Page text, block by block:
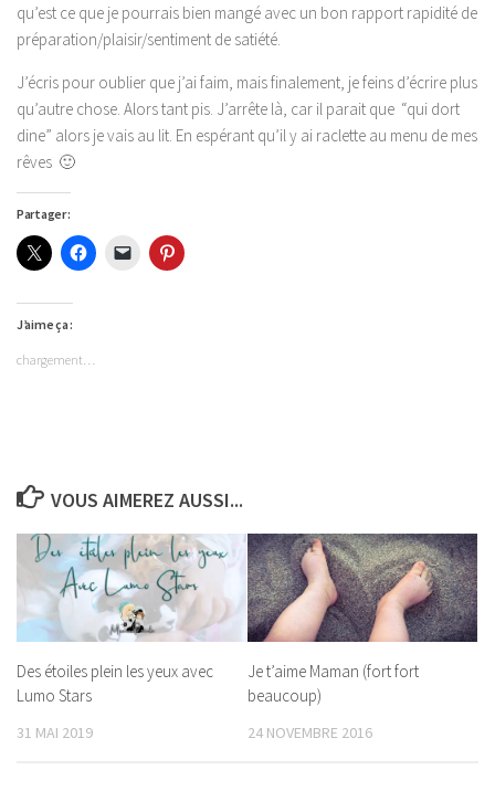
qu’est ce que je pourrais bien mangé avec un bon rapport rapidité de
préparation/plaisir/sentiment de satiété.
J’écris pour oublier que j’ai faim, mais finalement, je feins d’écrire plus
qu’autre chose. Alors tant pis. J’arrête là, car il parait que “qui dort
dine” alors je vais au lit. En espérant qu’il y ai raclette au menu de mes
rêves 🙂
Partager :
J’aime ça :
chargement…
VOUS AIMEREZ AUSSI...
Des étoiles plein les yeux avec
Lumo Stars
31 MAI 2019
Je t’aime Maman (fort fort
beaucoup)
24 NOVEMBRE 2016